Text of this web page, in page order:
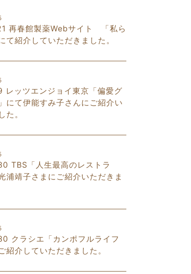
再春館製薬Webサイト 「私ら
て紹介していただきました。
レッツエンジョイ東京「偏愛グ
にて伊能すみ子さんにご紹介い
た。
TBS「人生最高のレストラ
浦靖子さまにご紹介いただきま
クラシエ「カンポフルライフ
紹介していただきました。